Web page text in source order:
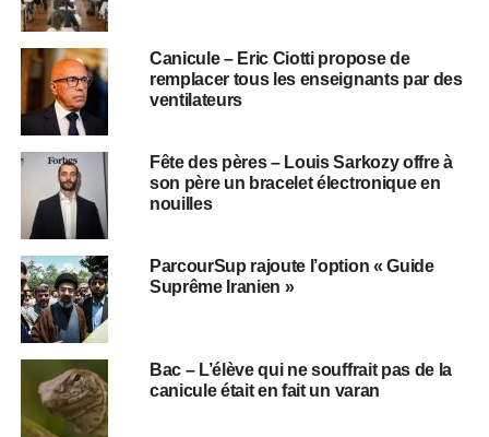
Canicule – Eric Ciotti propose de
remplacer tous les enseignants par des
ventilateurs
Fête des pères – Louis Sarkozy offre à
son père un bracelet électronique en
nouilles
ParcourSup rajoute l’option « Guide
Suprême Iranien »
Bac – L’élève qui ne souffrait pas de la
canicule était en fait un varan